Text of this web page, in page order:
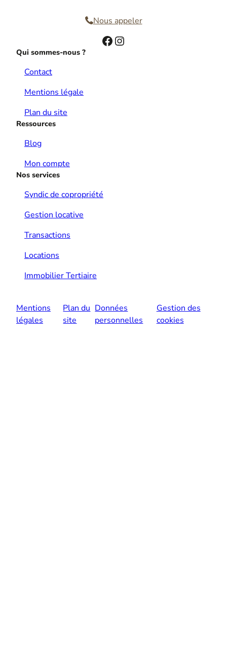
Nous appeler
Facebook Instagram
Qui sommes-nous ?
Contact
Mentions légale
Plan du site
Ressources
Blog
Mon compte
Nos services
Syndic de copropriété
Gestion locative
Transactions
Locations
Immobilier Tertiaire
Mentions
légales
Plan du
site
Données
personnelles
Gestion des
cookies